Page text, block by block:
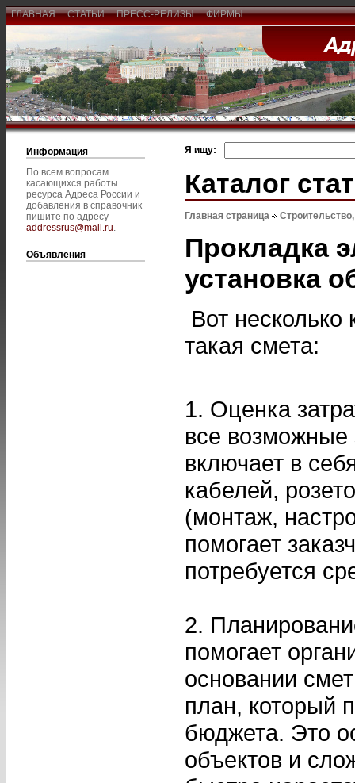
ГЛАВНАЯ СТАТЬИ ПРЕСС-РЕЛИЗЫ ФИРМЫ
Информация
По всем вопросам
касающихся работы
ресурса Адреса России и
добавления в справочник
пишите по адресу
addressrus@mail.ru.
Объявления
Я ищу:
Каталог
Главная страница
Прокладка
установка
Вот
такая смета:
1. Оценка
все возможные
включает в
кабелей,
(монтаж,
помогает
потребуется
2.
помогает
основании
план, который
бюджета. Это
объектов и